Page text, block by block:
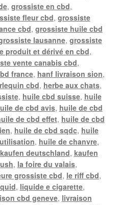
, grossiste en cbd,
fleur cbd, grossiste
cbd, grossiste huile cbd
lausanne, grossiste
produit et dérivé en cbd,
vente canabis cbd,
france, hanf livraison sion,
cbd, herbe aux chats,
, huile cbd suisse, huile
de cbd avis, huile de cbd
de cbd effet, huile de cbd
, huile de cbd sqdc, huile
, huile de chanvre,
kaufen deutschland, kaufen
, la foire du valais,
grossiste cbd, le riff cbd,
, liquide e cigarette,
cbd geneve, livraison